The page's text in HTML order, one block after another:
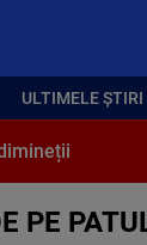
ULTIMELE ȘTIRI
PE